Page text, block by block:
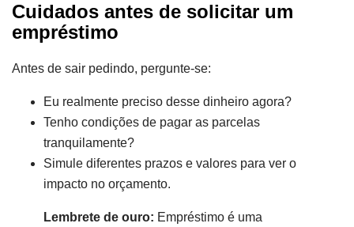
Cuidados antes de solicitar um
empréstimo
Antes de sair pedindo, pergunte-se:
Eu realmente preciso desse dinheiro agora?
Tenho condições de pagar as parcelas
tranquilamente?
Simule diferentes prazos e valores para ver o
impacto no orçamento.
Lembrete de ouro: Empréstimo é uma